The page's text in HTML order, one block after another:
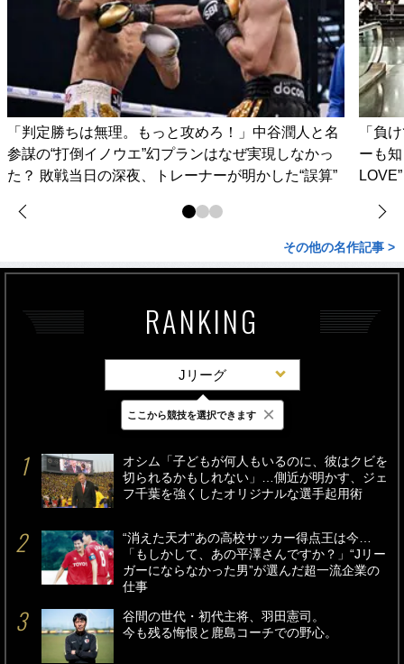
「判定勝ちは無理。もっと攻めろ！」中谷潤人と名
参謀の“打倒イノウエ”幻プランはなぜ実現しなかっ
た？ 敗戦当日の深夜、トレーナーが明かした“誤算”
「負
ーも
その他の名作記事 >
RANKING
Jリーグ
最新 24時間 週間
オシム「子どもが何人もいるのに、彼はクビを
切られるかもしれない」…側近が明かす、ジェ
フ千葉を強くしたオリジナルな選手起用術
“消えた天才”あの高校サッカー得点王は今…
「もしかして、あの平澤さんですか？」“Jリー
ガーにならなかった男”が選んだ超一流企業の
仕事
谷間の世代・初代主将、羽田憲司。
今も残る悔恨と鹿島コーチでの野心。
ここから競技を選択できます ×